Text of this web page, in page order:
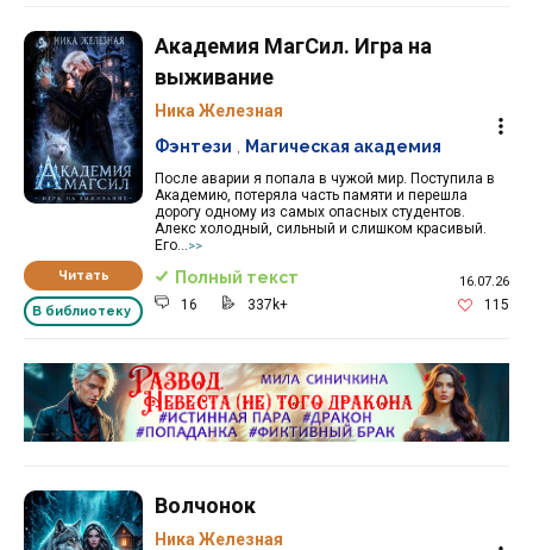
Читать
В библиотеку
Академия МагСил. Игра на
выживание
Ника Железная
После аварии я попала в чужой мир. Поступила в
Академию, потеряла часть памяти и перешла
дорогу одному из самых опасных студентов.
Алекс холодный, сильный и слишком красивый.
Его...>>
Фэнтези Магическая академия
Полный текст 16.07.26
16 337k+ 115
Реклама 16+ АО «ЛитГород»
Волчонок
Ника Железная